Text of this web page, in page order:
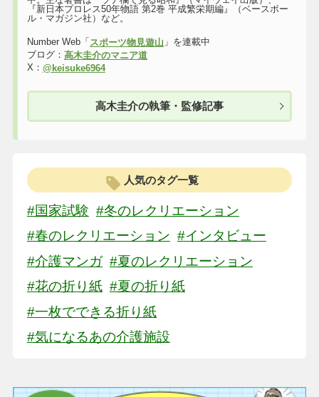
『新日本プロレス50年物語 第2巻 平成繁栄期編』（ベースボー
ル・マガジン社）など。
Number Web「 スポーツ物見遊山 」を連載中
ブログ： 高木圭介のマニア道
X： @keisuke6964
高木圭介の執筆・監修記事
人気のタグ一覧
#国家試験 #冬のレクリエーション
#春のレクリエーション #インタビュー
#介護マンガ #夏のレクリエーション
#花の折り紙 #夏の折り紙
#一枚でできる折り紙
#気になるあの介護施設